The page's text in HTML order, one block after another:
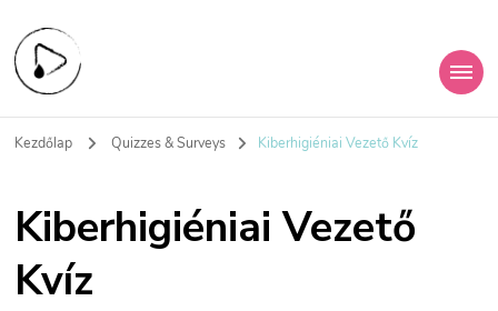
KiberHigiénia
Egyesület
Kezdőlap Quizzes & Surveys Kiberhigiéniai Vezető Kvíz
Kiberhigiéniai Vezető
Kvíz